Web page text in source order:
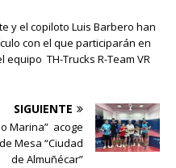
y el copiloto Luis Barbero han
con el que participarán en
equipo TH-Trucks R-Team VR
SIGUIENTE
Marina” acoge
Mesa “Ciudad
de Almuñécar”